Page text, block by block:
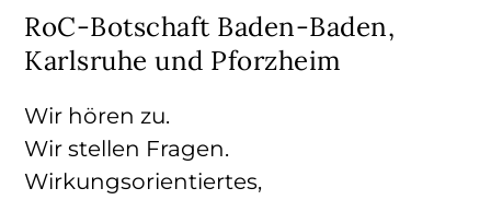
RoC-Botschaft Baden-Baden,
Karlsruhe und Pforzheim
Wir hören zu.
Wir stellen Fragen.
Wirkungsorientiertes,